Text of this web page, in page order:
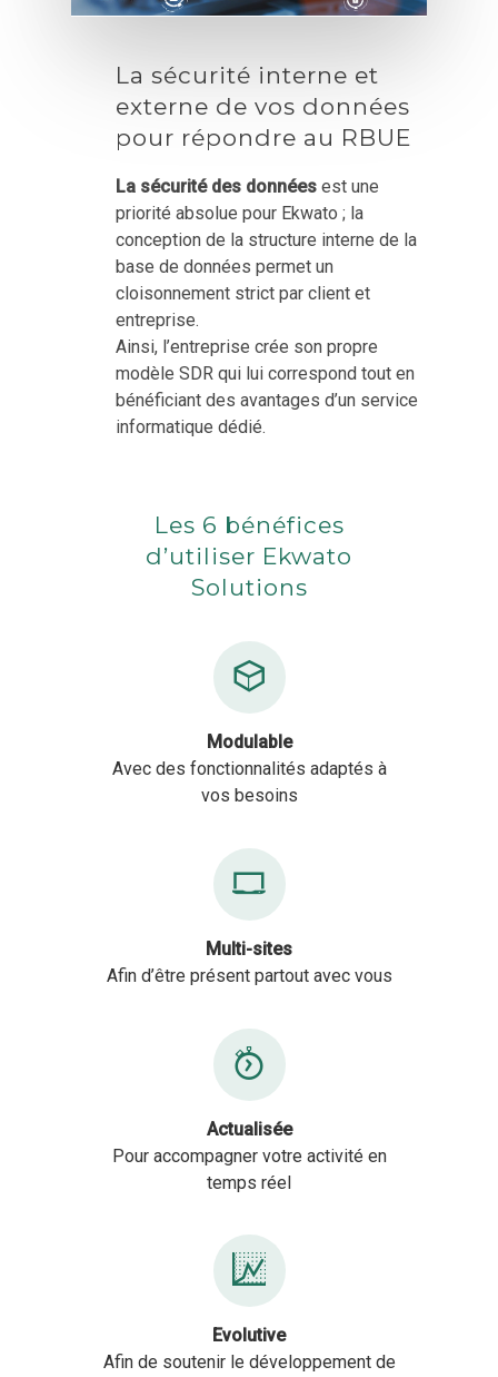
La sécurité interne et
externe de vos données
pour répondre au RBUE
La sécurité des données est une
priorité absolue pour Ekwato ; la
conception de la structure interne de la
base de données permet un
cloisonnement strict par client et
entreprise.
Ainsi, l’entreprise crée son propre
modèle SDR qui lui correspond tout en
bénéficiant des avantages d’un service
informatique dédié.
Les 6 bénéfices
d’utiliser Ekwato
Solutions
Modulable
Avec des fonctionnalités adaptés à
vos besoins
Multi-sites
Afin d’être présent partout avec vous
Actualisée
Pour accompagner votre activité en
temps réel
Evolutive
Afin de soutenir le développement de